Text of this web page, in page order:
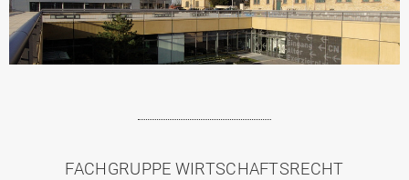
FACHGRUPPE WIRTSCHAFTSRECHT